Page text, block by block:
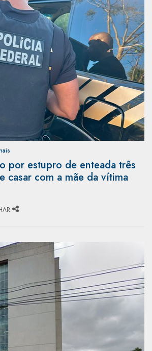
por estupro de enteada três
casar com a mãe da vítima